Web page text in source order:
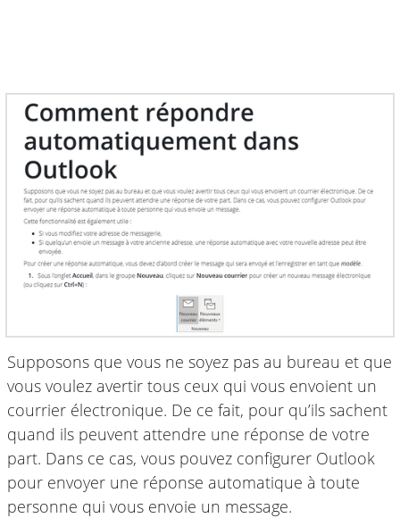
Supposons que vous ne soyez pas au bureau et que
vous voulez avertir tous ceux qui vous envoient un
courrier électronique. De ce fait, pour qu’ils sachent
quand ils peuvent attendre une réponse de votre
part. Dans ce cas, vous pouvez configurer Outlook
pour envoyer une réponse automatique à toute
personne qui vous envoie un message.